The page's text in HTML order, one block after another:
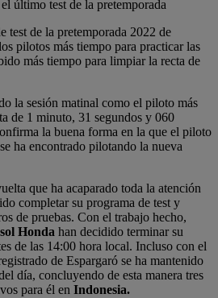
último test de la pretemporada
de la pretemporada 2022 de
pilotos más tiempo para practicar las
más tiempo para limpiar la recta de
la sesión matinal como el piloto más
de 1 minuto, 31 segundos y 060
la buena forma en la que el piloto
se ha encontrado pilotando la nueva
que ha acaparado toda la atención
completar su programa de test y
de pruebas. Con el trabajo hecho,
Honda han decidido terminar su
de las 14:00 hora local. Incluso con el
de Espargaró se ha mantenido
día, concluyendo de esta manera tres
para él en Indonesia.